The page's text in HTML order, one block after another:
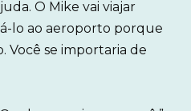
O Mike vai viajar
lo ao aeroporto porque
Você se importaria de